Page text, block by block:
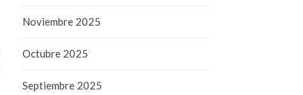
Noviembre 2025
Octubre 2025
Septiembre 2025